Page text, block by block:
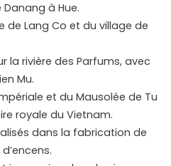
à Hue.
de Lang Co et du village de
la rivière des Parfums, avec
Mu.
et du Mausolée de Tu
royale du Vietnam.
dans la fabrication de